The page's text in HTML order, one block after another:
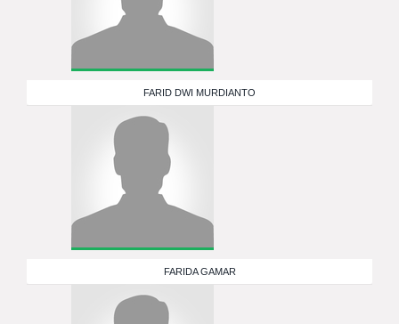
FARID DWI MURDIANTO
FARIDA GAMAR